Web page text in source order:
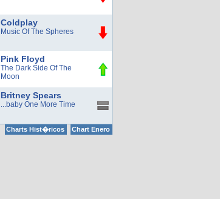
Coldplay
Music Of The Spheres
Pink Floyd
The Dark Side Of The
Moon
Britney Spears
...baby One More Time
Charts Hist�ricos Chart Enero